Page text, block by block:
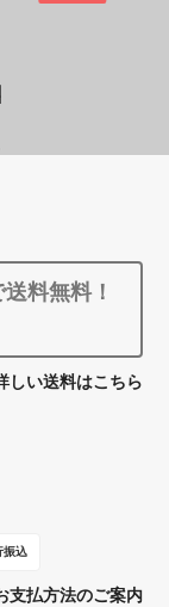
料無料！
しい送料はこちら
振込
支払方法のご案内